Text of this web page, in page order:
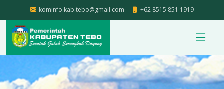
kominfo.kab.tebo@gmail.com +62 8515 851 1919